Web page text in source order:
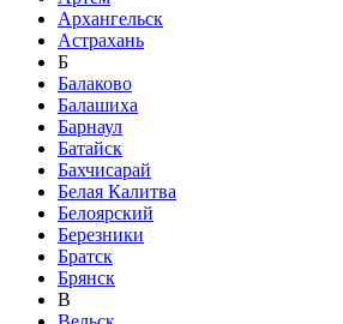
Архангельск
Астрахань
Б
Балаково
Балашиха
Барнаул
Батайск
Бахчисарай
Белая Калитва
Белоярский
Березники
Братск
Брянск
В